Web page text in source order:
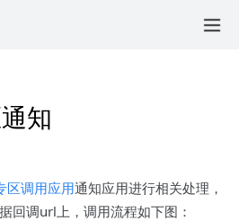
知
区调用应用通知应用进行相关处理，
回调url上，调用流程如下图：